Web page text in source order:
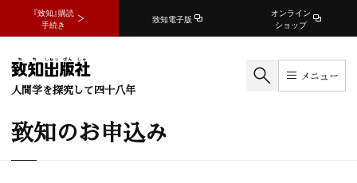
『致知』購読
手続き
致知電子版
オンライン
ショップ
人間学を探究して四十八年
メニュー
致知のお申込み